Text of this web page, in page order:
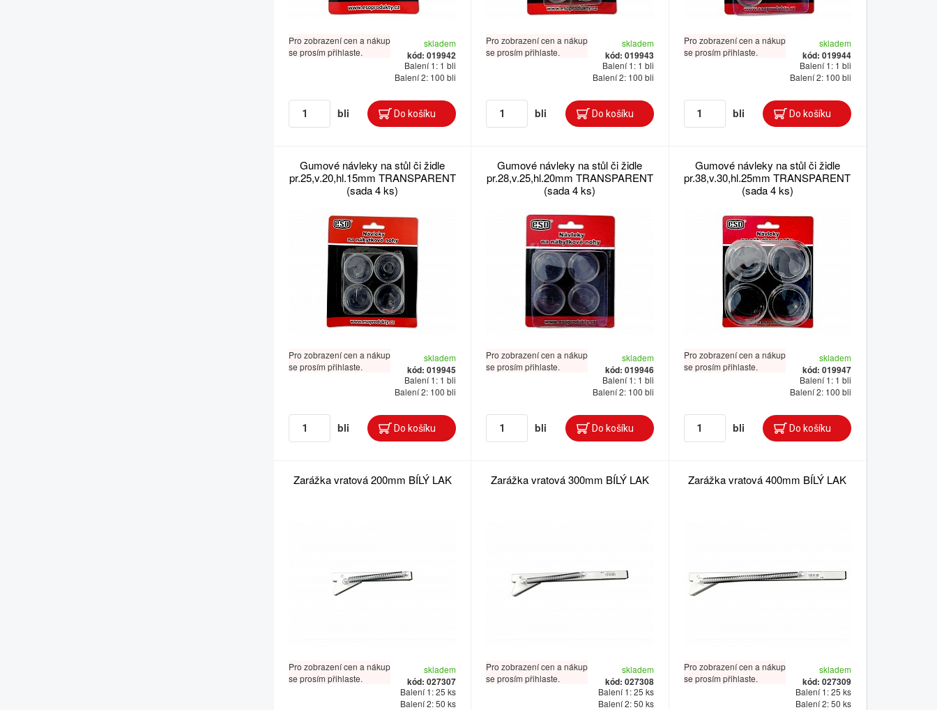
Pro zobrazení cen a nákup
se prosím přihlaste.
skladem
kód: 019942
Balení 1: 1 bli
Balení 2: 100 bli
bli
Pro zobrazení cen a nákup
se prosím přihlaste.
skladem
kód: 019943
Balení 1: 1 bli
Balení 2: 100 bli
bli
Pro zobrazení cen a nákup
se prosím přihlaste.
skladem
kód: 019944
Balení 1: 1 bli
Balení 2: 100 bli
bli
Gumové návleky na stůl či židle
pr.25,v.20,hl.15mm TRANSPARENT
(sada 4 ks)
Pro zobrazení cen a nákup
se prosím přihlaste.
skladem
kód: 019945
Balení 1: 1 bli
Balení 2: 100 bli
bli
Gumové návleky na stůl či židle
pr.28,v.25,hl.20mm TRANSPARENT
(sada 4 ks)
Pro zobrazení cen a nákup
se prosím přihlaste.
skladem
kód: 019946
Balení 1: 1 bli
Balení 2: 100 bli
bli
Gumové návleky na stůl či židle
pr.38,v.30,hl.25mm TRANSPARENT
(sada 4 ks)
Pro zobrazení cen a nákup
se prosím přihlaste.
skladem
kód: 019947
Balení 1: 1 bli
Balení 2: 100 bli
bli
Zarážka vratová 200mm BÍLÝ LAK
Pro zobrazení cen a nákup
se prosím přihlaste.
skladem
kód: 027307
Balení 1: 25 ks
Balení 2: 50 ks
Zarážka vratová 300mm BÍLÝ LAK
Pro zobrazení cen a nákup
se prosím přihlaste.
skladem
kód: 027308
Balení 1: 25 ks
Balení 2: 50 ks
Zarážka vratová 400mm BÍLÝ LAK
Pro zobrazení cen a nákup
se prosím přihlaste.
skladem
kód: 027309
Balení 1: 25 ks
Balení 2: 50 ks